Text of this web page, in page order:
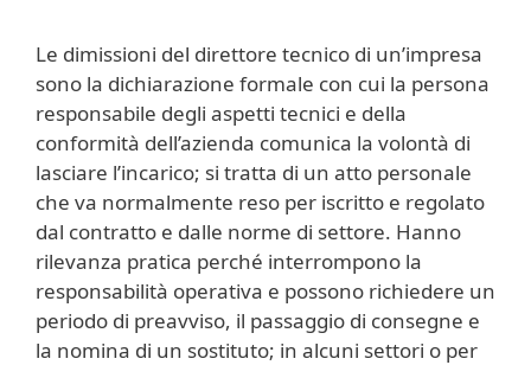
Le dimissioni del direttore tecnico di un’impresa
sono la dichiarazione formale con cui la persona
responsabile degli aspetti tecnici e della
conformità dell’azienda comunica la volontà di
lasciare l’incarico; si tratta di un atto personale
che va normalmente reso per iscritto e regolato
dal contratto e dalle norme di settore. Hanno
rilevanza pratica perché interrompono la
responsabilità operativa e possono richiedere un
periodo di preavviso, il passaggio di consegne e
la nomina di un sostituto; in alcuni settori o per